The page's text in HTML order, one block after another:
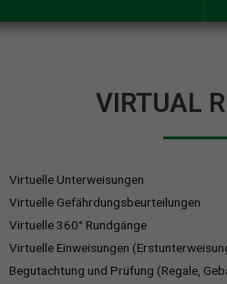
VIRTUAL
Virtuelle Unterweisungen
Virtuelle Gefährdungsbeurteilungen
Virtuelle 360° Rundgänge
Virtuelle Einweisungen
Begutachtung und Prüfung (Regale,